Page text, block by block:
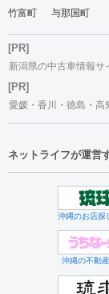
竹富町
与那国町
[PR]
新潟県の中古車情報サ
[PR]
愛媛・香川・徳島・高
ネットライフが運営
沖縄のお店探
沖縄の不動